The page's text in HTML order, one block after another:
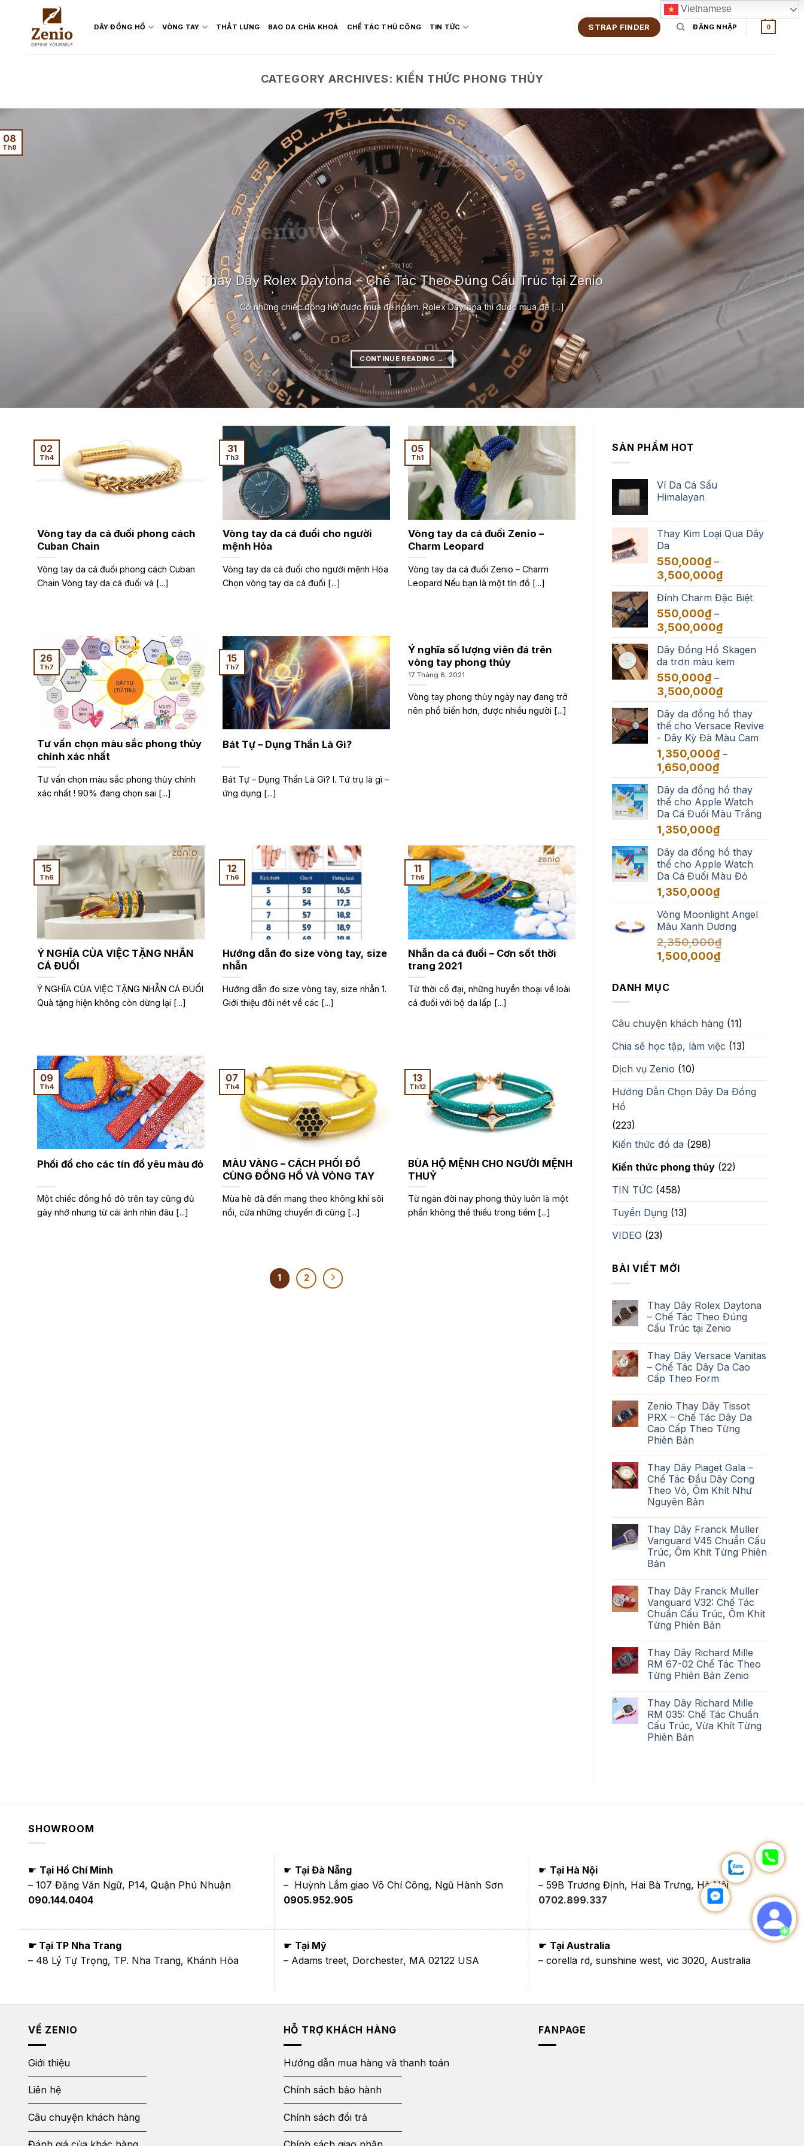
content
DÂY ĐỒNG HỒ VÒNG TAY THẮT LƯNG BAO DA CHÌA KHOÁ CHẾ TÁC THỦ CÔNG TIN TỨC STRAP FINDER ĐĂNG NHẬP 0
CATEGORY ARCHIVES: KIẾN THỨC PHONG THỦY
TIN TỨC
Thay Dây Rolex Daytona – Chế Tác Theo Đúng Cấu Trúc tại Zenio
Có những chiếc đồng hồ được mua để ngắm. Rolex Daytona thì được mua để [...]
CONTINUE READING →
08
Th8
Vòng tay da cá đuối phong cách
Cuban Chain
Vòng tay da cá đuối phong cách Cuban
Chain Vòng tay da cá đuối và [...]
02
Th4
Vòng tay da cá đuối cho người
mệnh Hỏa
Vòng tay da cá đuối cho người mệnh Hỏa
Chọn vòng tay da cá đuối [...]
31
Th3
Vòng tay da cá đuối Zenio –
Charm Leopard
Vòng tay da cá đuối Zenio – Charm
Leopard Nếu bạn là một tín đồ [...]
05
Th1
Tư vấn chọn màu sắc phong thủy
chính xác nhất
Tư vấn chọn màu sắc phong thủy chính
xác nhất ! 90% đang chọn sai [...]
26
Th7
Bát Tự – Dụng Thần Là Gì?
Bát Tự – Dụng Thần Là Gì? I. Tứ trụ là gì –
ứng dụng [...]
15
Th7
Ý nghĩa số lượng viên đá trên
vòng tay phong thủy
17 Tháng 6, 2021
Vòng tay phong thủy ngày nay đang trở
nên phổ biến hơn, được nhiều người [...]
Ý NGHĨA CỦA VIỆC TẶNG NHẪN
CÁ ĐUỐI
Ý NGHĨA CỦA VIỆC TẶNG NHẪN CÁ ĐUỐI
Quà tặng hiện không còn dừng lại [...]
15
Th6
Hướng dẫn đo size vòng tay, size
nhẫn
Hướng dẫn đo size vòng tay, size nhẫn 1.
Giới thiệu đôi nét về các [...]
12
Th6
Nhẫn da cá đuối – Cơn sốt thời
trang 2021
Từ thời cổ đại, những huyền thoại về loài
cá đuối với bộ da lấp [...]
11
Th6
Phối đồ cho các tín đồ yêu màu đỏ
Một chiếc đồng hồ đỏ trên tay cũng đủ
gây nhớ nhung từ cái ánh nhìn đâu [...]
09
Th4
MÀU VÀNG – CÁCH PHỐI ĐỒ
CÙNG ĐỒNG HỒ VÀ VÒNG TAY
Mùa hè đã đến mang theo không khí sôi
nổi, cửa những chuyến đi cũng [...]
07
Th4
BÙA HỘ MỆNH CHO NGƯỜI MỆNH
THUỶ
Từ ngàn đời nay phong thủy luôn là một
phần không thể thiếu trong tiềm [...]
13
Th12
1 2
SẢN PHẨM HOT
Ví Da Cá Sấu
Himalayan
Thay Kim Loại Qua Dây
Da
550,000₫ –
3,500,000₫Khoảng
từ
đến
Đính Charm Đặc Biệt
550,000₫ –
3,500,000₫Khoảng
từ
550,000₫
3,500,000₫
Dây Đồng Hồ Skagen
da trơn màu kem
550,000₫ –
3,500,000₫Khoảng
từ
550,000₫
đến
3,500,000₫
Dây da đồng hồ thay
thế cho Versace Revive
- Dây Kỳ Đà Màu Cam
1,350,000₫ –
1,650,000₫Khoảng
từ
1,350,000₫
đến
1,650,000₫
Dây da đồng hồ thay
thế cho Apple Watch
Da Cá Đuối Màu Trắng
1,350,000₫
Dây da đồng hồ thay
thế cho Apple Watch
Da Cá Đuối Màu Đỏ
1,350,000₫
Vòng Moonlight Angel
Màu Xanh Dương
2,350,000₫
Giá
2,350,000₫.
1,500,000₫Giá
DANH MỤC
Câu chuyện khách hàng (11)
Chia sẽ học tập, làm việc (13)
Dịch vụ Zenio (10)
Hướng Dẫn Chọn Dây Da Đồng
Hồ
(223)
Kiến thức đồ da (298)
Kiến thức phong thủy (22)
TIN TỨC (458)
Tuyển Dụng (13)
VIDEO (23)
BÀI VIẾT MỚI
Thay Dây Rolex Daytona
– Chế Tác Theo Đúng
Cấu Trúc tại Zenio
Thay Dây Versace Vanitas
– Chế Tác Dây Da Cao
Cấp Theo Form
Zenio Thay Dây Tissot
PRX – Chế Tác Dây Da
Cao Cấp Theo Từng
Phiên Bản
Thay Dây Piaget Gala –
Chế Tác Đầu Dây Cong
Theo Vỏ, Ôm Khít Như
Nguyên Bản
Thay Dây Franck Muller
Vanguard V45 Chuẩn Cấu
Trúc, Ôm Khít Từng Phiên
Bản
Thay Dây Franck Muller
Vanguard V32: Chế Tác
Chuẩn Cấu Trúc, Ôm Khít
Từng Phiên Bản
Thay Dây Richard Mille
RM 67-02 Chế Tác Theo
Từng Phiên Bản Zenio
Thay Dây Richard Mille
RM 035: Chế Tác Chuẩn
Cấu Trúc, Vừa Khít Từng
Phiên Bản
SHOWROOM
☛ Tại Hồ Chí Minh
– 107 Đặng Văn Ngữ, P14, Quận Phú Nhuận
090.144.0404
☛ Tại Đà Nẵng
– Huỳnh Lắm giao Võ Chí Công, Ngũ Hành Sơn
0905.952.905
☛ Tại Hà Nội
– 59B Trương Định, Hai Bà Trưng, Hà Nội
0702.899.337
☛ Tại TP Nha Trang
– 48 Lý Tự Trọng, TP. Nha Trang, Khánh Hòa
☛ Tại Mỹ
– Adams treet, Dorchester, MA 02122 USA
☛ Tại Australia
– corella rd, sunshine west, vic 3020, Australia
VỀ ZENIO
Giới thiệu
Liên hệ
Câu chuyện khách hàng
HỖ TRỢ KHÁCH HÀNG
Hướng dẫn mua hàng và thanh toán
Chính sách bảo hành
Chính sách đổi trả
FANPAGE
Vietnamese